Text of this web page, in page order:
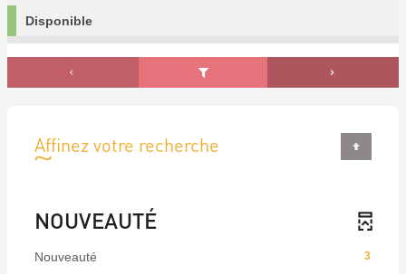
Disponible
Affinez votre recherche
NOUVEAUTÉ
3
Nouveauté